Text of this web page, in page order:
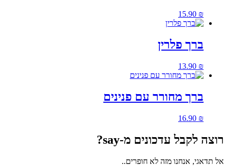
15.90 ₪
ברך פלרין
13.90 ₪
ברך מחורר עם פנינים
16.90 ₪
רוצה לקבל עדכונים מ-say?
אל תדאגי, אנחנו מזה לא חופרים..